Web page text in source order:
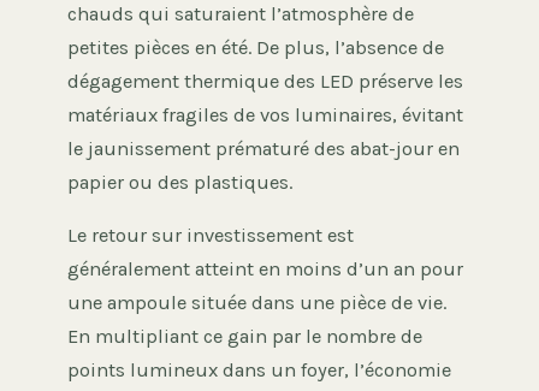
chauds qui saturaient l’atmosphère de
petites pièces en été. De plus, l’absence de
dégagement thermique des LED préserve les
matériaux fragiles de vos luminaires, évitant
le jaunissement prématuré des abat-jour en
papier ou des plastiques.
Le retour sur investissement est
généralement atteint en moins d’un an pour
une ampoule située dans une pièce de vie.
En multipliant ce gain par le nombre de
points lumineux dans un foyer, l’économie